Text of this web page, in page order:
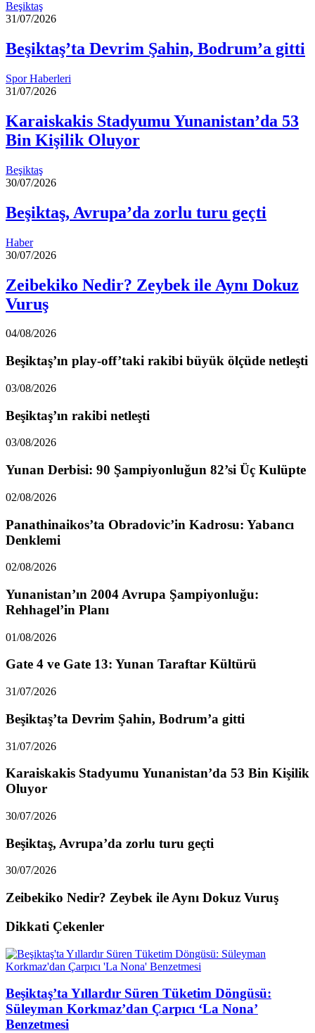
Beşiktaş
31/07/2026
Beşiktaş’ta Devrim Şahin, Bodrum’a gitti
Spor Haberleri
31/07/2026
Karaiskakis Stadyumu Yunanistan’da 53
Bin Kişilik Oluyor
Beşiktaş
30/07/2026
Beşiktaş, Avrupa’da zorlu turu geçti
Haber
30/07/2026
Zeibekiko Nedir? Zeybek ile Aynı Dokuz
Vuruş
04/08/2026
Beşiktaş’ın play-off’taki rakibi büyük ölçüde netleşti
03/08/2026
Beşiktaş’ın rakibi netleşti
03/08/2026
Yunan Derbisi: 90 Şampiyonluğun 82’si Üç Kulüpte
02/08/2026
Panathinaikos’ta Obradovic’in Kadrosu: Yabancı
Denklemi
02/08/2026
Yunanistan’ın 2004 Avrupa Şampiyonluğu:
Rehhagel’in Planı
01/08/2026
Gate 4 ve Gate 13: Yunan Taraftar Kültürü
31/07/2026
Beşiktaş’ta Devrim Şahin, Bodrum’a gitti
31/07/2026
Karaiskakis Stadyumu Yunanistan’da 53 Bin Kişilik
Oluyor
30/07/2026
Beşiktaş, Avrupa’da zorlu turu geçti
30/07/2026
Zeibekiko Nedir? Zeybek ile Aynı Dokuz Vuruş
Dikkati Çekenler
Beşiktaş’ta Yıllardır Süren Tüketim Döngüsü:
Süleyman Korkmaz’dan Çarpıcı ‘La Nona’
Benzetmesi